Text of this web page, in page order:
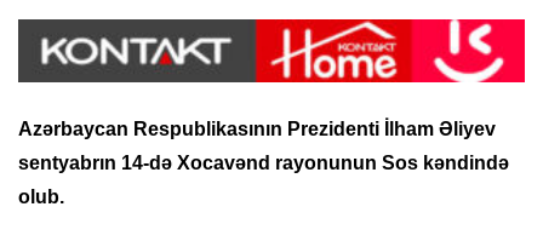
Azərbaycan Respublikasının Prezidenti İlham Əliyev
sentyabrın 14-də Xocavənd rayonunun Sos kəndində
olub.